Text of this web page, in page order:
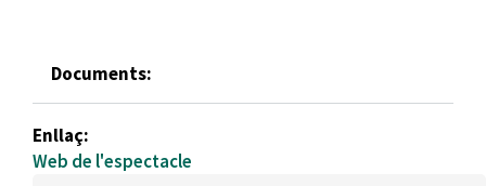
Documents:
Enllaç:
Web de l'espectacle